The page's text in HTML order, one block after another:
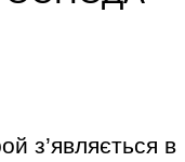
з’являється в